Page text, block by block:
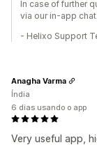
In case of further
via our in-app
- Helixo Support
Very useful app,
Anagha Varma
Índia
6 dias usando o app